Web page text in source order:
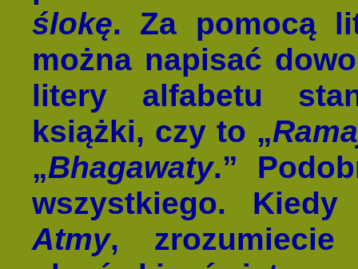
ślokę. Za pomocą
można napisać
litery alfabetu
książki, czy to „
„Bhagawaty.”
wszystkiego. Kiedy
Atmy,